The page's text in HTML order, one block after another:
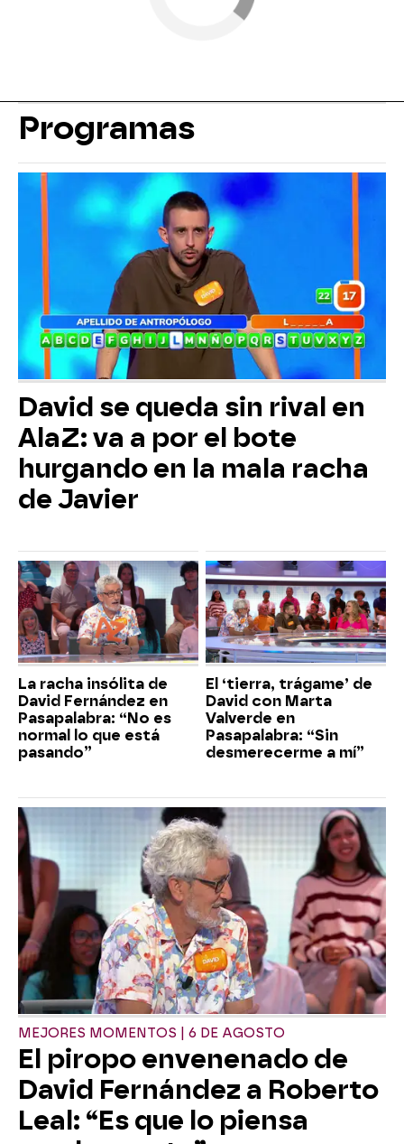
Programas
David se queda sin rival en
AlaZ: va a por el bote
hurgando en la mala racha
de Javier
La racha insólita de
David Fernández en
Pasapalabra: “No es
normal lo que está
pasando”
El ‘tierra, trágame’ de
David con Marta
Valverde en
Pasapalabra: “Sin
desmerecerme a mí”
MEJORES MOMENTOS | 6 DE AGOSTO
El piropo envenenado de
David Fernández a Roberto
Leal: “Es que lo piensa